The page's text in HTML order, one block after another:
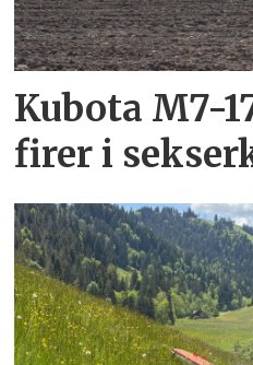
Kubota M7-
firer i